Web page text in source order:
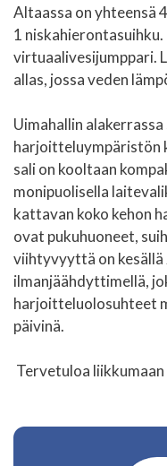
Altaassa on yhteensä
1
virtuaalivesijumppari.
allas, jossa veden
Uimahallin
harjoitteluympäristön
sali on kooltaan
monipuolisella
kattavan koko kehon
ovat pukuhuoneet,
viihtyvyyttä on
ilmanjäähdyttimellä,
harjoitteluolosuhteet
päivinä.
Tervetuloa liikkumaan